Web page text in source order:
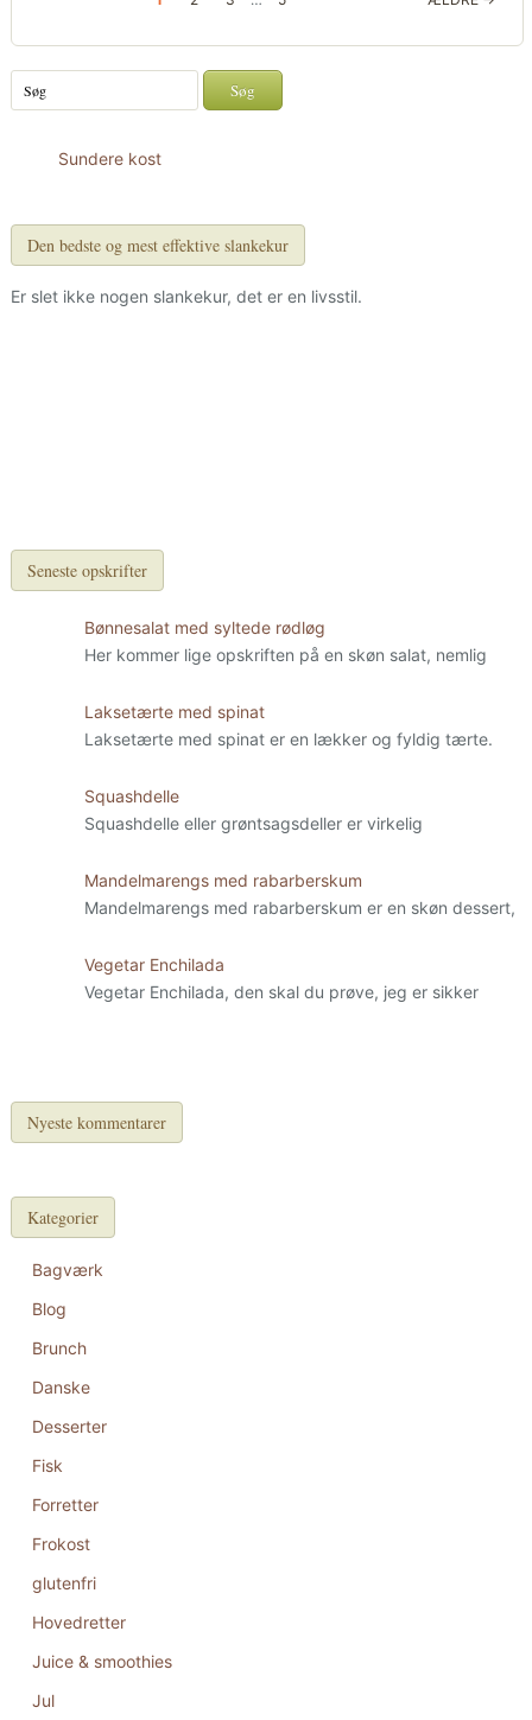
Sundere kost
Den bedste og mest effektive slankekur
Er slet ikke nogen slankekur, det er en livsstil.
Seneste opskrifter
Bønnesalat med syltede rødløg
Her kommer lige opskriften på en skøn salat, nemlig
Laksetærte med spinat
Laksetærte med spinat er en lækker og fyldig tærte.
Squashdelle
Squashdelle eller grøntsagsdeller er virkelig
Mandelmarengs med rabarberskum
Mandelmarengs med rabarberskum er en skøn dessert,
Vegetar Enchilada
Vegetar Enchilada, den skal du prøve, jeg er sikker
Nyeste kommentarer
Kategorier
Bagværk
Blog
Brunch
Danske
Desserter
Fisk
Forretter
Frokost
glutenfri
Hovedretter
Juice & smoothies
Jul